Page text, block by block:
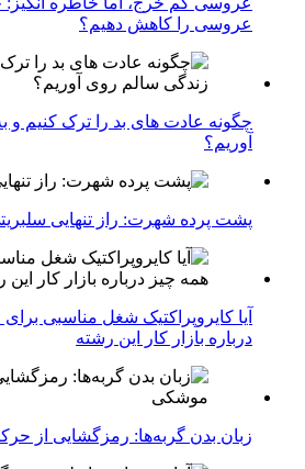
عروسی را کاهش دهیم؟
چگونه عادت‌ های بد را ترک کنیم
آوریم؟
پشت پرده شهرت: راز تنهایی
آیا کایروپراکتیک شغل مناسبی
درباره بازار کار این رشته
زبان بدن گربه‌ها: رمزگشایی از